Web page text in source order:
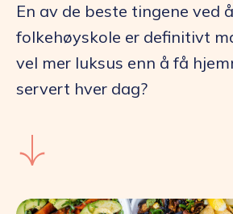
Skolen
Kontakt
Siste nytt
En av de beste tingene ved
folkehøyskole er definitivt
vel mer luksus enn å få
servert hver dag?